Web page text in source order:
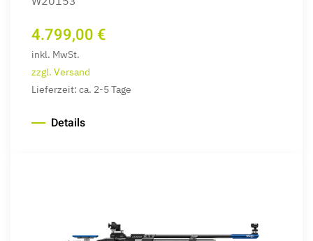
4.799,00 €
inkl. MwSt.
zzgl. Versand
Lieferzeit: ca. 2-5 Tage
Details